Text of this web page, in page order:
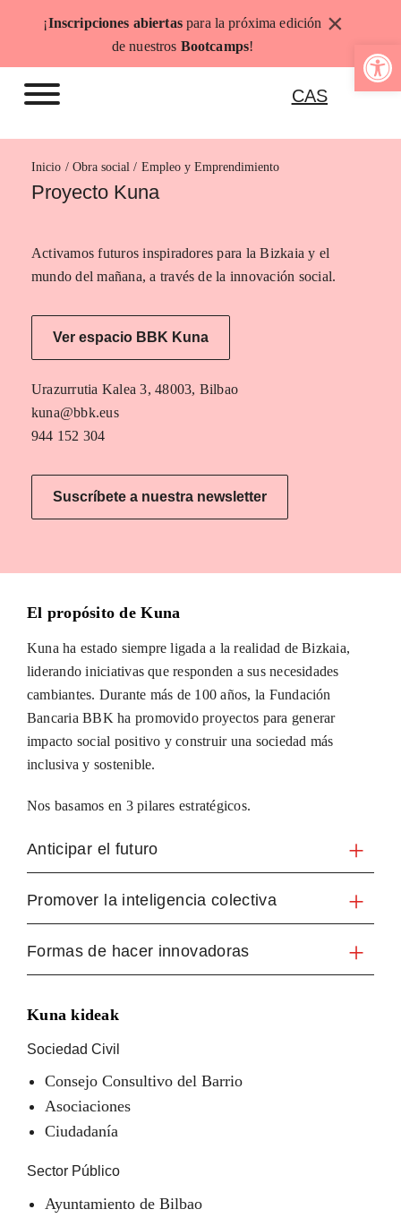
Abrir
¡Inscripciones abiertaspara la próxima edición
de nuestros Bootcamps!
×
CAS
Inicio Empleo y Emprendimiento
Proyecto Kuna
Activamos futuros inspiradores para la Bizkaia y el
mundo del mañana, a través de la innovación social.
Ver espacio BBK Kuna
Urazurrutia Kalea 3, 48003, Bilbao
kuna@bbk.eus
944 152 304
Suscríbete a nuestra newsletter
El propósito de Kuna
Kuna ha estado siempre ligada a la realidad de Bizkaia,
liderando iniciativas que responden a sus necesidades
cambiantes. Durante más de 100 años, la Fundación
Bancaria BBK ha promovido proyectos para generar
impacto social positivo y construir una sociedad más
inclusiva y sostenible.
Nos basamos en 3 pilares estratégicos.
Anticipar el futuro
Promover la inteligencia colectiva
Formas de hacer innovadoras
Kuna kideak
Sociedad Civil
Consejo Consultivo del Barrio
Asociaciones
Ciudadanía
Sector Público
Ayuntamiento de Bilbao